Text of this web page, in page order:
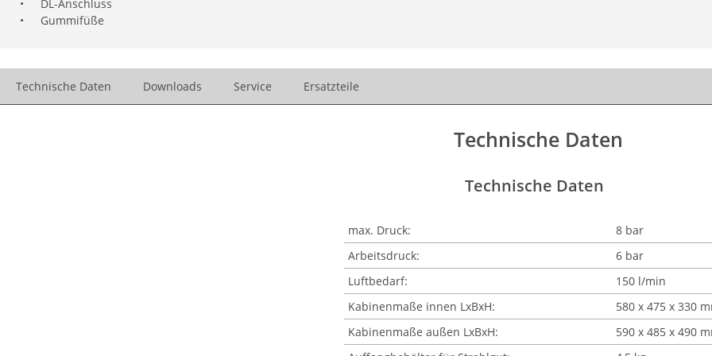
•
DL-Anschluss
•
Gummifüße
Technische Daten Downloads Service Ersatzteile
Technische Daten
Technische Daten
max. Druck:
8 bar
Arbeitsdruck:
6 bar
Luftbedarf:
150 l/min
Kabinenmaße innen LxBxH:
580 x 475 x 330
Kabinenmaße außen LxBxH:
590 x 485 x 490